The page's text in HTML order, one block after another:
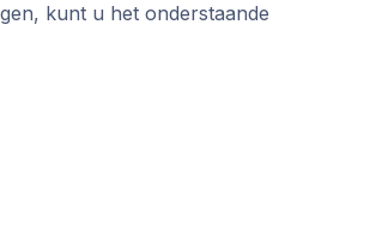
kunt u het onderstaande